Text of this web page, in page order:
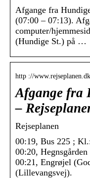
Afgange fra
(07:00 – 07:13).
computer/
(Hundige St.) på …
http ://
Afgange fra
–
Rejseplanen
00:19, Bus 225 ;
00:20,
00:21, Engrøjel
(Lillevangsvej).